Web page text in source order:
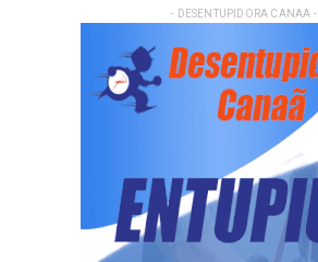
- DESENTUPIDORA CANAA -